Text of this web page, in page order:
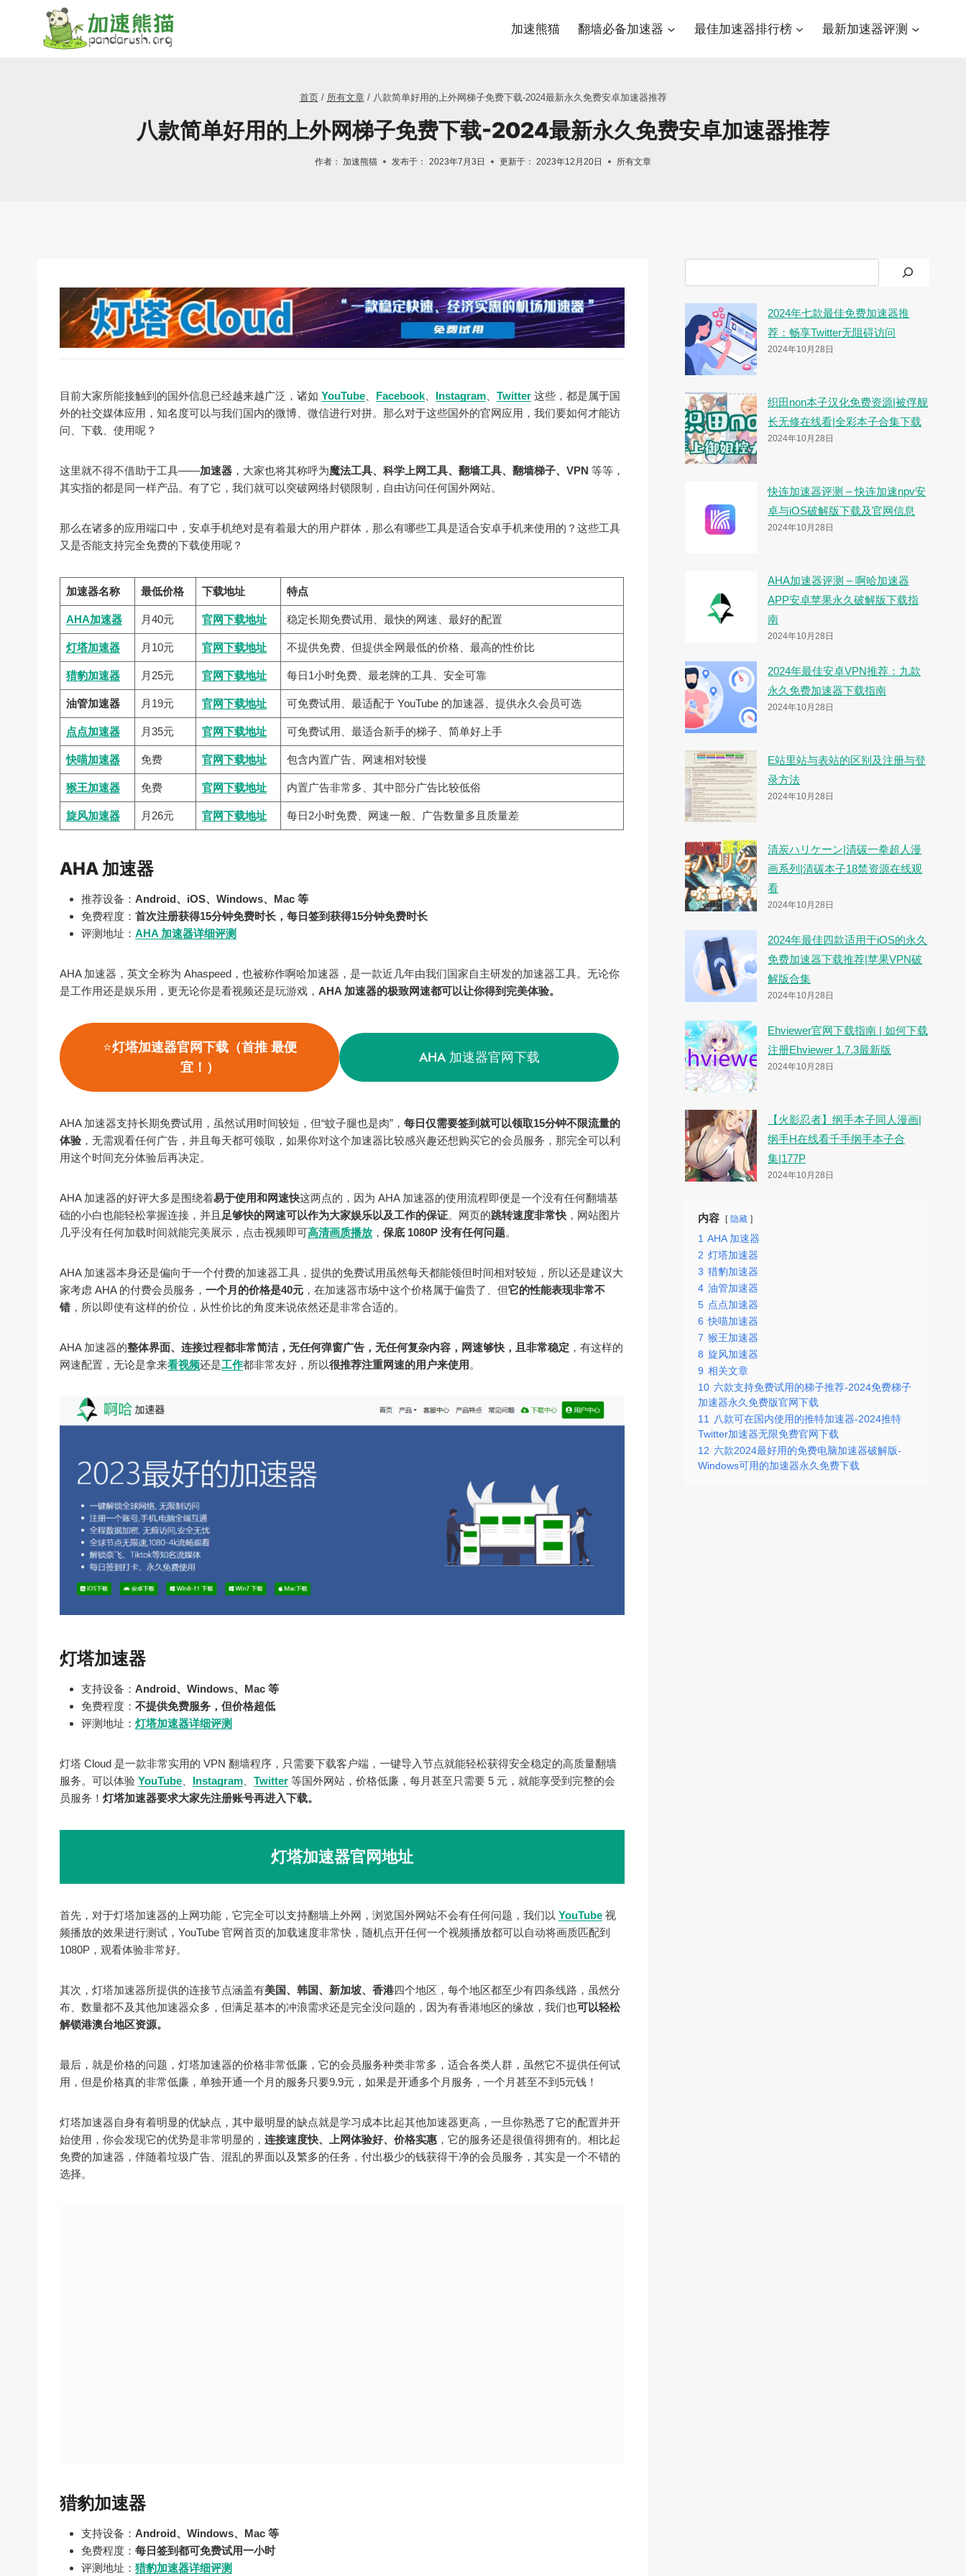
加速熊猫 翻墙必备加速器 最佳加速器排行榜 最新加速器评测
首页 / 所有文章 / 八款简单好用的上外网梯子免费下载-2024最新永久免费安卓加速器推荐
八款简单好用的上外网梯子免费下载-2024最新永久免费安卓加速器推荐
作者： 加速熊猫 发布于： 2023年7月3日 更新于： 2023年12月20日 所有文章
目前大家所能接触到的国外信息已经越来越广泛，诸如 YouTube Facebook Instagram Twitter 这些，都是属于国
外的社交媒体应用，知名度可以与我们国内的微博、微信进行对拼。那么对于这些国外的官网应用，我们要如何才能访
问、下载、使用呢？
这里就不得不借助于工具——加速器 ，大家也将其称呼为魔法工具、科学上网工具、翻墙工具、翻墙梯子、VPN 等等，
其实指的都是同一样产品。有了它，我们就可以突破网络封锁限制，自由访问任何国外网站。
那么在诸多的应用端口中，安卓手机绝对是有着最大的用户群体，那么有哪些工具是适合安卓手机来使用的？这些工具
又是否能支持完全免费的下载使用呢？
加速器名称 最低价格 下载地址 特点
AHA加速器 月40元 官网下载地址 稳定长期免费试用、最快的网速、最好的配置
灯塔加速器 月10元 官网下载地址 不提供免费、但提供全网最低的价格、最高的性价比
猎豹加速器 月25元 官网下载地址 每日1小时免费、最老牌的工具、安全可靠
油管加速器 月19元 官网下载地址 可免费试用、最适配于 YouTube 的加速器、提供永久会员可选
点点加速器 月35元 官网下载地址 可免费试用、最适合新手的梯子、简单好上手
快喵加速器 免费 官网下载地址 包含内置广告、网速相对较慢
猴王加速器 免费 官网下载地址 内置广告非常多、其中部分广告比较低俗
旋风加速器 月26元 官网下载地址 每日2小时免费、网速一般、广告数量多且质量差
AHA 加速器
推荐设备： Android、iOS、Windows、Mac 等
免费程度： 首次注册获得15分钟免费时长，每日签到获得15分钟免费时长
评测地址： AHA 加速器详细评测
AHA 加速器，英文全称为 Ahaspeed，也被称作啊哈加速器，是一款近几年由我们国家自主研发的加速器工具。无论你
是工作用还是娱乐用，更无论你是看视频还是玩游戏， AHA 加速器的极致网速都可以让你得到完美体验。
⭐灯塔加速器官网下载（首推 最便
宜！）
AHA 加速器官网下载
AHA 加速器支持长期免费试用，虽然试用时间较短，但“蚊子腿也是肉”， 每日仅需要签到就可以领取15分钟不限流量的
体验，无需观看任何广告，并且每天都可领取，如果你对这个加速器比较感兴趣还想购买它的会员服务，那完全可以利
用这个时间充分体验后再决定。
AHA 加速器的好评大多是围绕着易于使用和网速快这两点的，因为 AHA 加速器的使用流程即便是一个没有任何翻墙基
础的小白也能轻松掌握连接，并且 足够快的网速可以作为大家娱乐以及工作的保证。网页的跳转速度非常快 ，网站图片
几乎没有任何加载时间就能完美展示，点击视频即可高清画质播放 ， 保底 1080P 没有任何问题。
AHA 加速器本身还是偏向于一个付费的加速器工具，提供的免费试用虽然每天都能领但时间相对较短，所以还是建议大
家考虑 AHA 的付费会员服务， 一个月的价格是40元 ，在加速器市场中这个价格属于偏贵了、但它的性能表现非常不
错，所以即使有这样的价位，从性价比的角度来说依然还是非常合适的。
AHA 加速器的整体界面、连接过程都非常简洁，无任何弹窗广告，无任何复杂内容，网速够快，且非常稳定 ，有这样的
网速配置，无论是拿来看视频还是工作都非常友好，所以很推荐注重网速的用户来使用 。
灯塔加速器
支持设备： Android、Windows、Mac 等
免费程度： 不提供免费服务，但价格超低
评测地址： 灯塔加速器详细评测
灯塔 Cloud 是一款非常实用的 VPN 翻墙程序，只需要下载客户端，一键导入节点就能轻松获得安全稳定的高质量翻墙
服务。可以体验 YouTube Instagram Twitter 等国外网站，价格低廉，每月甚至只需要 5 元，就能享受到完整的会
员服务！ 灯塔加速器要求大家先注册账号再进入下载。
灯塔加速器官网地址
首先，对于灯塔加速器的上网功能，它完全可以支持翻墙上外网，浏览国外网站不会有任何问题，我们以 YouTube 视
频播放的效果进行测试，YouTube 官网首页的加载速度非常快，随机点开任何一个视频播放都可以自动将画质匹配到
1080P，观看体验非常好。
其次，灯塔加速器所提供的连接节点涵盖有美国、韩国、新加坡、香港四个地区，每个地区都至少有四条线路，虽然分
布、数量都不及其他加速器众多，但满足基本的冲浪需求还是完全没问题的，因为有香港地区的缘故，我们也可以轻松
解锁港澳台地区资源。
最后，就是价格的问题，灯塔加速器的价格非常低廉，它的会员服务种类非常多，适合各类人群，虽然它不提供任何试
用，但是价格真的非常低廉，单独开通一个月的服务只要9.9元，如果是开通多个月服务，一个月甚至不到5元钱！
灯塔加速器自身有着明显的优缺点，其中最明显的缺点就是学习成本比起其他加速器更高，一旦你熟悉了它的配置并开
始使用，你会发现它的优势是非常明显的， 连接速度快、上网体验好、价格实惠 ，它的服务还是很值得拥有的。相比起
免费的加速器，伴随着垃圾广告、混乱的界面以及繁多的任务，付出极少的钱获得干净的会员服务，其实是一个不错的
选择。
猎豹加速器
支持设备： Android、Windows、Mac 等
免费程度： 每日签到都可免费试用一小时
评测地址： 猎豹加速器详细评测
索
2024年七款最佳免费加速器推
荐：畅享Twitter无阻碍访问
2024年10月28日
织田non本子汉化免费资源|被俘舰
长无修在线看|全彩本子合集下载
2024年10月28日
快连加速器评测 – 快连加速npv安
卓与iOS破解版下载及官网信息
2024年10月28日
AHA加速器评测 – 啊哈加速器
APP安卓苹果永久破解版下载指
南
2024年10月28日
2024年最佳安卓VPN推荐：九款
永久免费加速器下载指南
2024年10月28日
E站里站与表站的区别及注册与登
录方法
2024年10月28日
清炭ハリケーン|清碳一拳超人漫
画系列|清碳本子18禁资源在线观
看
2024年10月28日
2024年最佳四款适用于iOS的永久
免费加速器下载推荐|苹果VPN破
解版合集
2024年10月28日
Ehviewer官网下载指南 | 如何下载
注册Ehviewer 1.7.3最新版
2024年10月28日
【火影忍者】纲手本子同人漫画|
纲手H在线看千手纲手本子合
集|177P
2024年10月28日
内容 隐藏
1
AHA 加速器
2 灯塔加速器
3 猎豹加速器
4 油管加速器
5 点点加速器
6 快喵加速器
7 猴王加速器
8 旋风加速器
9 相关文章
10 六款支持免费试用的梯子推荐-2024免费梯子
加速器永久免费版官网下载
11
八款可在国内使用的推特加速器-2024推特
Twitter加速器无限免费官网下载
12 六款2024最好用的免费电脑加速器破解版-
Windows可用的加速器永久免费下载